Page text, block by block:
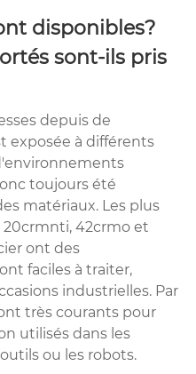
disponibles?
sont-ils pris
depuis de
exposée à différents
toujours été
matériaux. Les plus
42crmo et
ont des
faciles à traiter,
industrielles. Par
très courants pour
utilisés dans les
ou les robots.